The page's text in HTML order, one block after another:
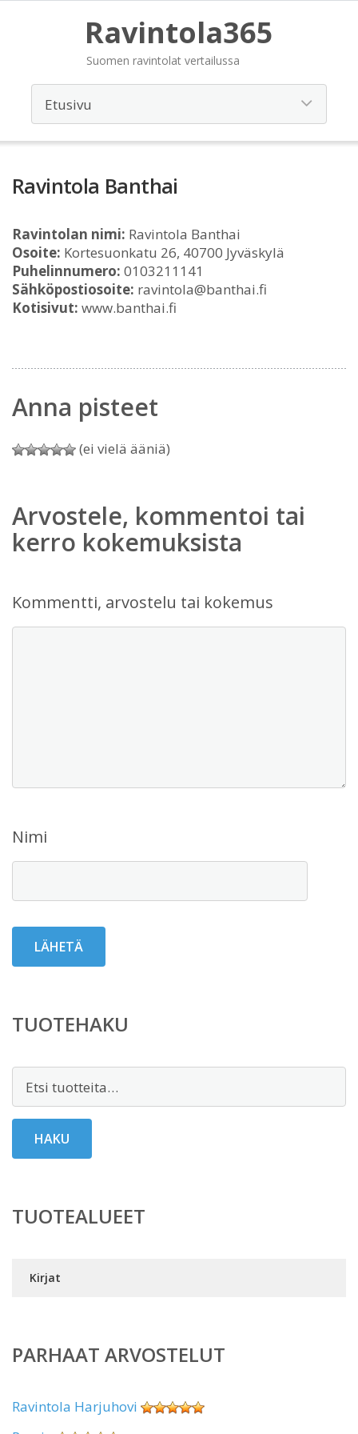
Ravintola365
Suomen ravintolat vertailussa
Ravintola Banthai
Ravintolan nimi: Ravintola Banthai
Osoite: Kortesuonkatu 26, 40700 Jyväskylä
Puhelinnumero: 0103211141
Sähköpostiosoite: ravintola@banthai.fi
Kotisivut: www.banthai.fi
Anna pisteet
(ei vielä ääniä)
Arvostele, kommentoi tai
kerro kokemuksista
Kommentti, arvostelu tai kokemus
Nimi
TUOTEHAKU
HAKU
TUOTEALUEET
Kirjat
PARHAAT ARVOSTELUT
Ravintola Harjuhovi